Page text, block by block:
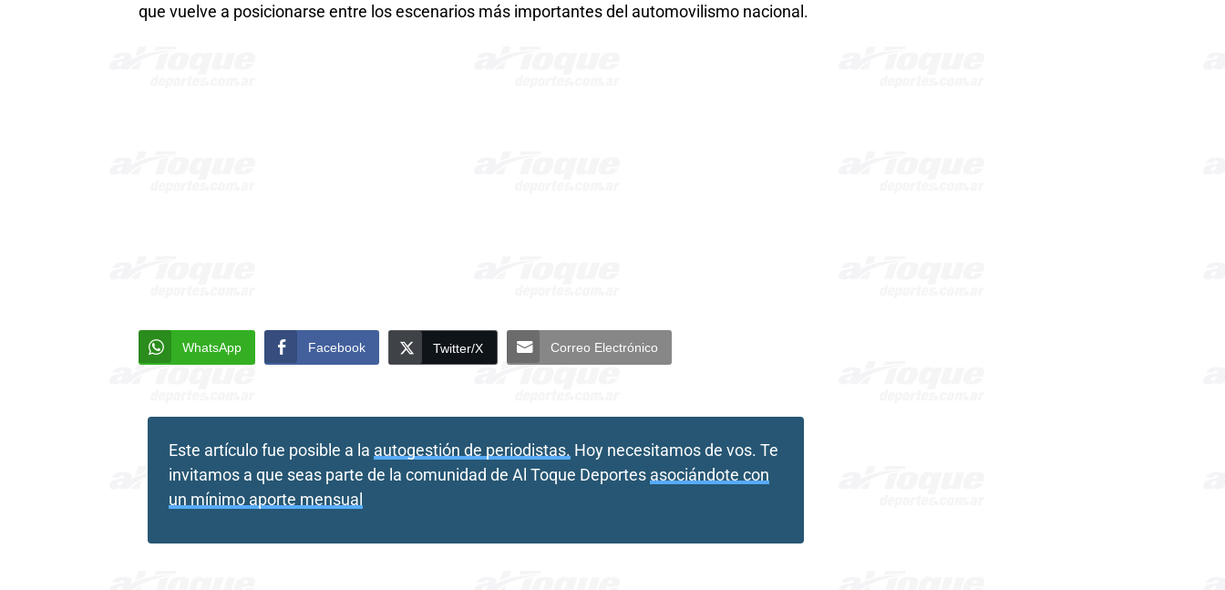
que vuelve a posicionarse entre los escenarios más importantes del automovilismo nacional.
WhatsApp Facebook Twitter/X Correo Electrónico
Este artículo fue posible a la autogestión de periodistas. Hoy necesitamos de vos. Te
invitamos a que seas parte de la comunidad de Al Toque Deportes asociándote con
un mínimo aporte mensual